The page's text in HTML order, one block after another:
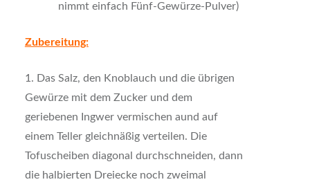
nimmt einfach Fünf-Gewürze-Pulver)
Zubereitung:
1. Das Salz, den Knoblauch und die übrigen
Gewürze mit dem Zucker und dem
geriebenen Ingwer vermischen aund auf
einem Teller gleichnäßig verteilen. Die
Tofuscheiben diagonal durchschneiden, dann
die halbierten Dreiecke noch zweimal